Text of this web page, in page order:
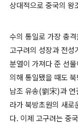
상대적으로 중국의 왕
수의 통일로 가장 충
고구려의 성장과 전
분열이 가져다 준 선
의해 통일됐을 때도
남조 유송(劉宋)과 연
라가 북방초원의 새로
다. 이제 고구려는 중